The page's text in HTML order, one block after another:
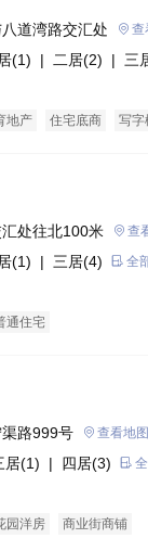
道湾路交汇处 查
(1) | 二居(2) | 三
地产 住宅底商 写字
处往北100米 查
(1) | 三居(4) 全
通住宅
路999号 查看地图
居(1) | 四居(3)
园洋房 商业街商铺